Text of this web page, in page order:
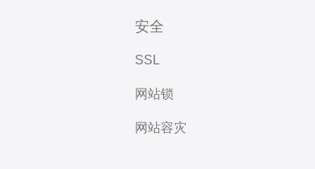
安全
SSL
网站锁
网站容灾